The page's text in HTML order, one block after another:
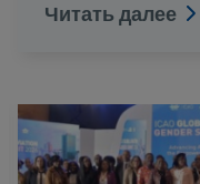
Читать далее